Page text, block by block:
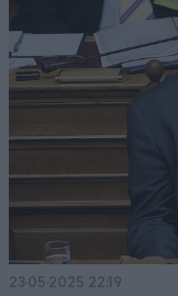
23·05·2025 22:19